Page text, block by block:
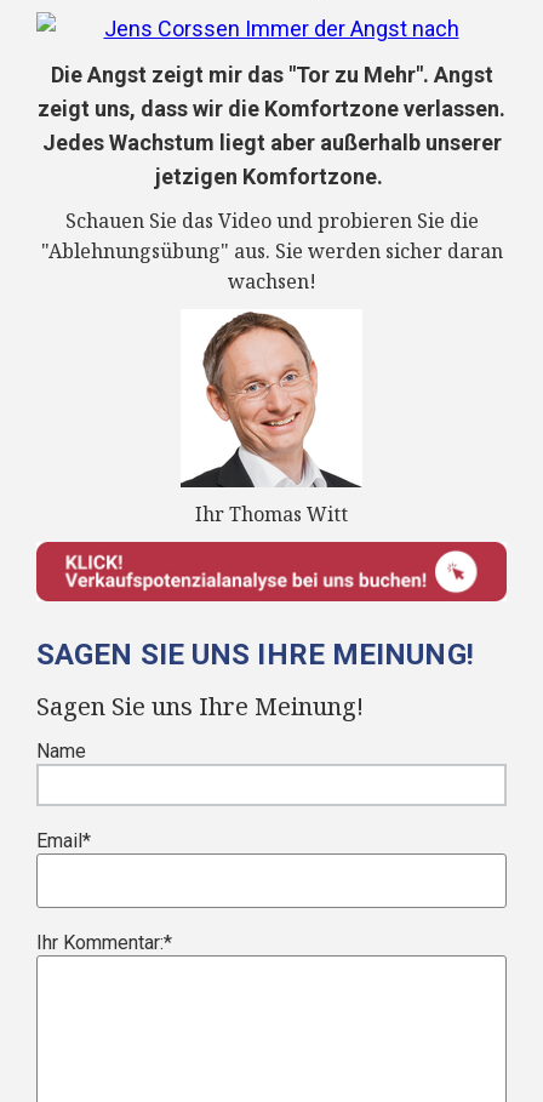
Die Angst zeigt mir das "Tor zu Mehr". Angst
zeigt uns, dass wir die Komfortzone verlassen.
Jedes Wachstum liegt aber außerhalb unserer
jetzigen Komfortzone.
Schauen Sie das Video und probieren Sie die
"Ablehnungsübung" aus. Sie werden sicher daran
wachsen!
Ihr Thomas Witt
SAGEN SIE UNS IHRE MEINUNG!
Sagen Sie uns Ihre Meinung!
Name
Email *
Ihr Kommentar:*